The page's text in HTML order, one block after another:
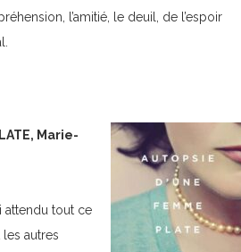
l’amitié, le deuil, de l’espoir
Marie-
attendu tout ce
autres